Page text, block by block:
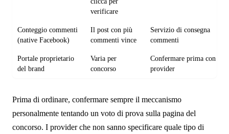
verificare
Conteggio commenti
(native Facebook)
Il post con più
commenti vince
Servizio di consegna
commenti
Portale proprietario
del brand
Varia per
concorso
Confermare prima con il
provider
Prima di ordinare, confermare sempre il meccanismo
personalmente tentando un voto di prova sulla pagina del
concorso. I provider che non sanno specificare quale tipo di